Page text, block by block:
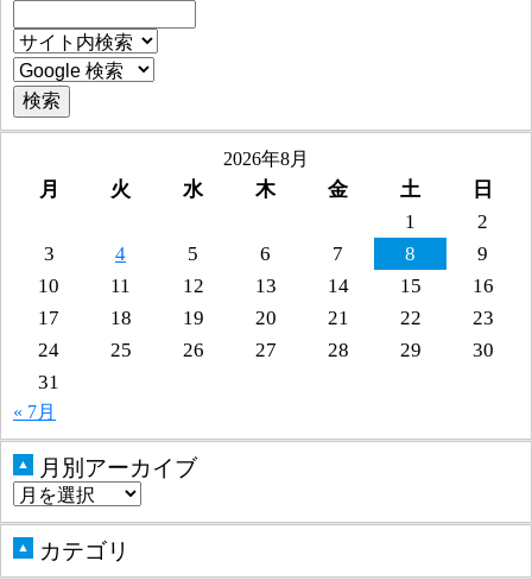
2026年8月
月 火 水 木 金 土
日
1
2
3
4 5 6 7 8
9
10
11 12 13 14 15
16
17
18 19 20 21 22
23
24
25 26 27 28 29
30
31
« 7月
▲ 月別アーカイブ
▲ カテゴリ